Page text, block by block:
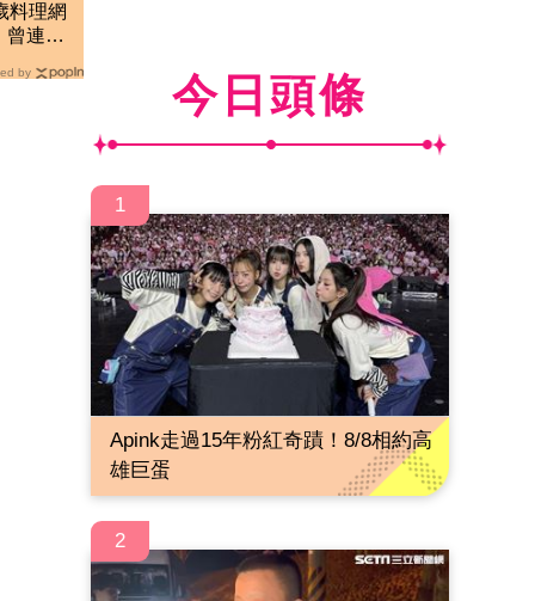
料理網
連播
by 今日頭條
1
Apink走過15年粉紅奇蹟！8/8相約高
雄巨蛋
2